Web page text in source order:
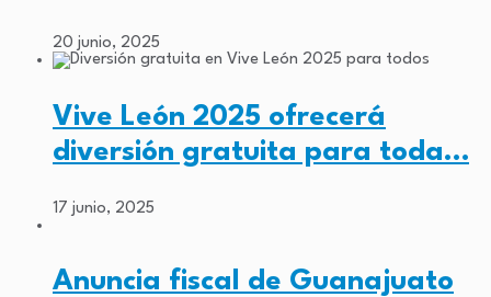
20 junio, 2025
Vive León 2025 ofrecerá
diversión gratuita para toda…
17 junio, 2025
Anuncia fiscal de Guanajuato